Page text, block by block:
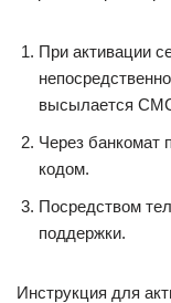
При активации
высылается
Через банкомат
кодом.
Посредством
поддержки.
Инструкция для